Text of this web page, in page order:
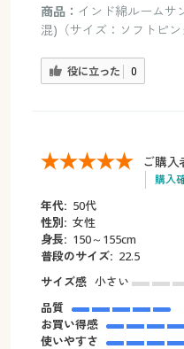
商品： インド綿ルームサ
混)（サイズ：ソフトピン
役に立った 0
ご購入
購入
年代: 50代
性別: 女性
身長: 150～155cm
普段のサイズ: 22.5
サイズ感 小さい
品質
お買い得感
使いやすさ